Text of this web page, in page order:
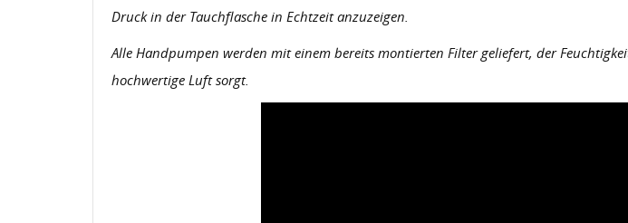
Druck in der Tauchflasche in Echtzeit anzuzeigen.
Alle Handpumpen werden mit einem bereits montierten Filter geliefert, der
hochwertige Luft sorgt.